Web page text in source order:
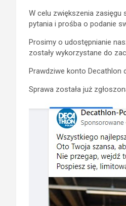
W celu zwiększenia
pytania i prośba o podanie
Prosimy o udostępnianie
zostały wykorzystane do
Prawdziwe konto Decathlon
Sprawa została już